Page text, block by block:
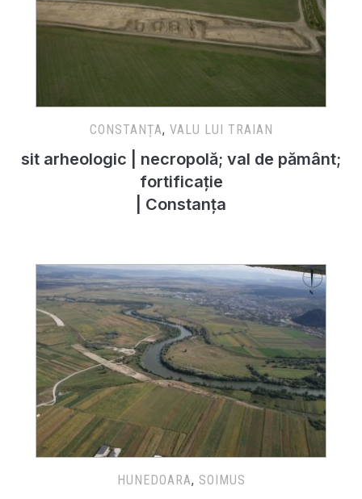
CONSTANȚA, VALU LUI TRAIAN
sit arheologic | necropolă; val de pământ;
fortificație
| Constanța
HUNEDOARA, SOIMUS